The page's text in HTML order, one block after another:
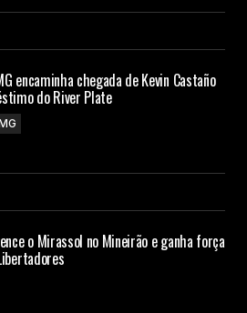
encaminha chegada de Kevin Castaño
do River Plate
o Mirassol no Mineirão e ganha força